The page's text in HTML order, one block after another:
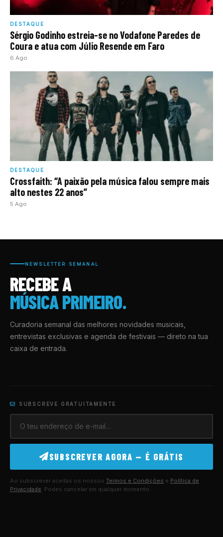
DESTAQUE
Sérgio Godinho estreia-se no Vodafone Paredes de
Coura e atua com Júlio Resende em Faro
6 Ago
DESTAQUE
Crossfaith: “A paixão pela música falou sempre mais
alto nestes 22 anos”
5 Ago
NEWSLETTER SEMANAL
RECEBE A
MÚSICA PRIMEIRO.
Curadoria semanal das melhores novidades musicais,
entrevistas exclusivas e agenda de festivais — direto na tua
caixa de entrada.
SUBSCREVE GRATUITAMENTE
SUBSCREVER AGORA — É GRÁTIS
Ao subscrever aceitas os nossos Termos e Condições e Política de
Privacidade . Podes cancelar em qualquer momento.